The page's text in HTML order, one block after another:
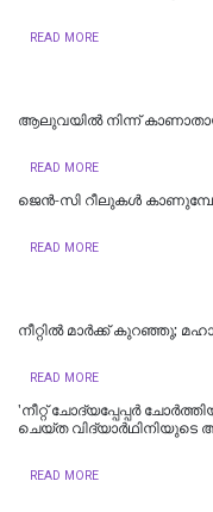
READ MORE
ആലുവയിൽ നിന്ന്
READ MORE
ജെന്‍-സി റീലുകള്‍
READ MORE
നീറ്റിൽ മാർക്ക് കുറഞ്ഞു;
READ MORE
'നീറ്റ് ചോദ്യപ്പേപ്പർ
ചെയ്ത വിദ്യാർഥിനിയുടെ
READ MORE